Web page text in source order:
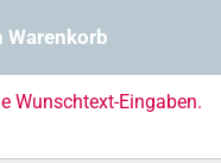
Warenkorb
Wunschtext-Eingaben.